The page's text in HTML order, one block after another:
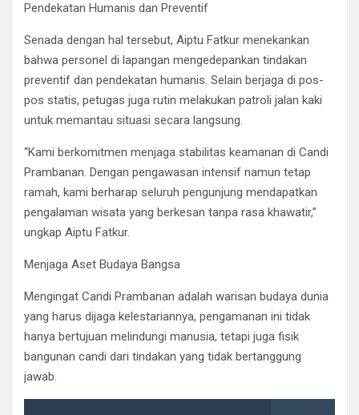
Pendekatan Humanis dan Preventif
Senada dengan hal tersebut, Aiptu Fatkur menekankan
bahwa personel di lapangan mengedepankan tindakan
preventif dan pendekatan humanis. Selain berjaga di pos-
pos statis, petugas juga rutin melakukan patroli jalan kaki
untuk memantau situasi secara langsung.
“Kami berkomitmen menjaga stabilitas keamanan di Candi
Prambanan. Dengan pengawasan intensif namun tetap
ramah, kami berharap seluruh pengunjung mendapatkan
pengalaman wisata yang berkesan tanpa rasa khawatir,”
ungkap Aiptu Fatkur.
Menjaga Aset Budaya Bangsa
Mengingat Candi Prambanan adalah warisan budaya dunia
yang harus dijaga kelestariannya, pengamanan ini tidak
hanya bertujuan melindungi manusia, tetapi juga fisik
bangunan candi dari tindakan yang tidak bertanggung
jawab.